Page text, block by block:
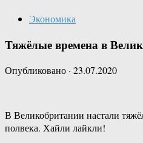
Экономика
Тяжёлые времена в
Опубликовано · 23.07.2020
В Великобритании настали
полвека. Хайли лайкли!